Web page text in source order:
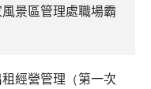
景區管理處職場霸
經營管理（第一次